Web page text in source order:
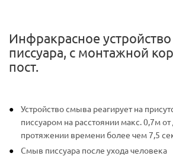
Инфракрасное
писсуара, с монтажной
пост.
Устройство смыва реагирует на
писсуаром на расстоянии макс. 0,7м от
протяжении времени более чем 7,5
Смыв писсуара после ухода человека